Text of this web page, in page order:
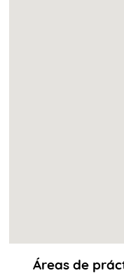
Áreas de